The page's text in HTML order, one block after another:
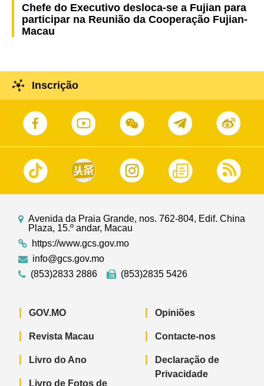
Chefe do Executivo desloca-se a Fujian para
participar na Reunião da Cooperação Fujian-
Macau
Inscrição
Avenida da Praia Grande, nos. 762-804, Edif. China
Plaza, 15.º andar, Macau
https://www.gcs.gov.mo
info@gcs.gov.mo
(853)2833 2886
(853)2835 5426
GOV.MO
Revista Macau
Livro do Ano
Livro de Fotos de
Opiniões
Contacte-nos
Declaração de
Privacidade